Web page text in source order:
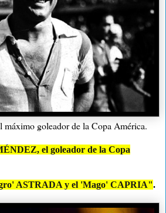
máximo goleador de la Copa América.
el goleador de la Copa
ASTRADA y el 'Mago' CAPRIA".